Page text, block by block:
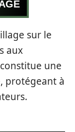
sur le
aux
une
protégeant à